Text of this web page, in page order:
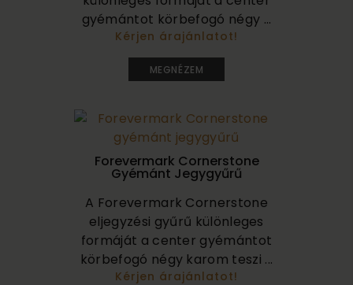
gyémántot körbefogó négy ...
Kérjen árajánlatot!
MEGNÉZEM
Forevermark Cornerstone
Gyémánt Jegygyűrű
A Forevermark Cornerstone
eljegyzési gyűrű különleges
formáját a center gyémántot
körbefogó négy karom teszi ...
Kérjen árajánlatot!